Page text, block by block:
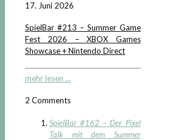
17. Juni 2026
SpielBar #213 – Summer Game
Fest 2026 – XBOX Games
Showcase + Nintendo Direct
mehr lesen ...
2 Comments
SpielBar #162 – Der Pixel
Talk mit dem Summer